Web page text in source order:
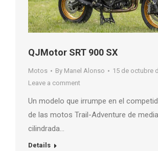
QJMotor SRT 900 SX
Motos By Manel Alonso
15 de octubre
Leave a comment
Un modelo que irrumpe en el
de las motos Trail-Adventure de
cilindrada…
Details